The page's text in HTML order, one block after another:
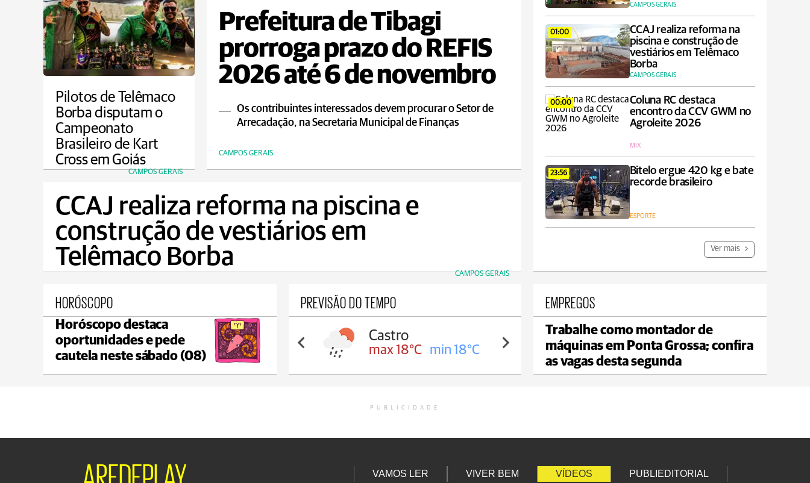
Prefeitura de Tibagi
prorroga prazo do REFIS
2026 até 6 de novembro
Os contribuintes interessados devem procurar o Setor de
Arrecadação, na Secretaria Municipal de Finanças
CAMPOS GERAIS
CAMPOS GERAIS
01:00
CCAJ realiza reforma na
piscina e construção de
vestiários em Telêmaco
Borba
CAMPOS GERAIS
00:00
Coluna RC destaca
encontro da CCV GWM no
Agroleite 2026
MIX
23:56
Bitelo ergue 420 kg e bate
recorde brasileiro
ESPORTE
Ver mais
Pilotos de Telêmaco
Borba disputam o
Campeonato
Brasileiro de Kart
Cross em Goiás
CAMPOS GERAIS
CCAJ realiza reforma na piscina e
construção de vestiários em
Telêmaco Borba
CAMPOS GERAIS
HORÓSCOPO
Horóscopo destaca
oportunidades e pede
cautela neste sábado (08)
PREVISÃO DO TEMPO
Ponta Grossa
max 17°C min 17°C
Castro
max 18°C min 18°C
Carambeí
max 18°C min 17°C
EMPREGOS
Trabalhe como montador de
máquinas em Ponta Grossa; confira
as vagas desta segunda
PUBLICIDADE
AREDEPLAY VAMOS LER VIVER BEM VÍDEOS PUBLIEDITORIAL